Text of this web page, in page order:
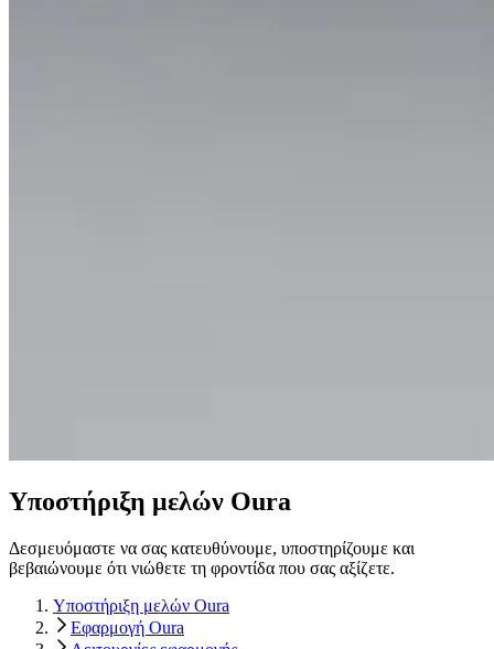
Υποστήριξη μελών Oura
Δεσμευόμαστε να σας κατευθύνουμε, υποστηρίζουμε και
βεβαιώνουμε ότι νιώθετε τη φροντίδα που σας αξίζετε.
Υποστήριξη μελών Oura
Εφαρμογή Oura